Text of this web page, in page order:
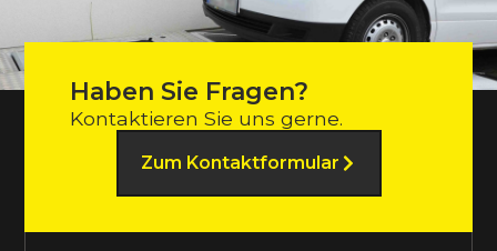
Haben Sie Fragen?
Kontaktieren Sie uns gerne.
Zum Kontaktformular